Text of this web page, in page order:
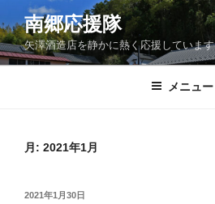
ン
テ
ン
南郷応援隊
矢澤酒造店を静かに熱く応援しています
メニュー
月: 2021年1月
投
2021年1月30日